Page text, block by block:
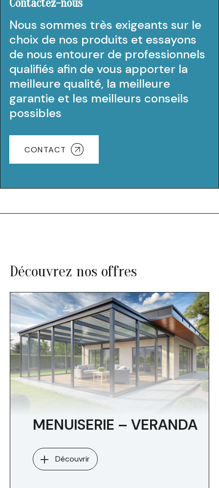
Contactez-nous
Nous sommes très exigeants sur le
choix de nos produits et essayons
de nous entourer de professionnels
qualifiés afin de vous apporter la
meilleure qualité, la meilleure
garantie et les meilleurs conseils
possibles
CONTACT
Découvrez nos offres
MENUISERIE – VERANDA
Découvrir